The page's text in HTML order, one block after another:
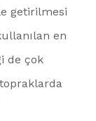
getirilmesi
en
de çok